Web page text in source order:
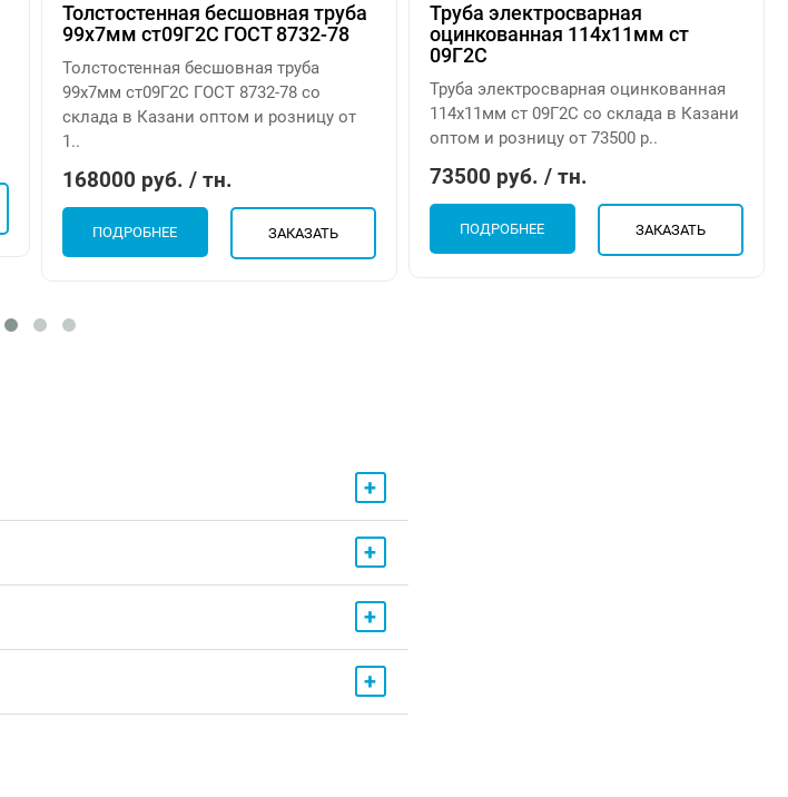
Толстостенная бесшовная труба
99х7мм ст09Г2С ГОСТ 8732-78
Толстостенная бесшовная труба
99х7мм ст09Г2С ГОСТ 8732-78 со
склада в Казани оптом и розницу от
1..
168000 руб. / тн.
ПОДРОБНЕЕ ЗАКАЗАТЬ
Труба электросварная
оцинкованная 114х11мм ст
09Г2С
Труба электросварная оцинкованная
114х11мм ст 09Г2С со склада в Казани
оптом и розницу от 73500 р..
73500 руб. / тн.
ПОДРОБНЕЕ ЗАКАЗАТЬ
+
+
+
+